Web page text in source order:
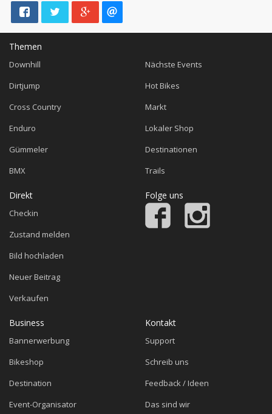
Themen
Downhill
Dirtjump
Cross Country
Enduro
Gümmeler
BMX
Nächste Events
Hot Bikes
Markt
Lokaler Shop
Destinationen
Trails
Direkt
Checkin
Zustand melden
Bild hochladen
Neuer Beitrag
Verkaufen
Folge uns
Business
Bannerwerbung
Bikeshop
Destination
Event-Organisator
Kontakt
Support
Schreib uns
Feedback / Ideen
Das sind wir